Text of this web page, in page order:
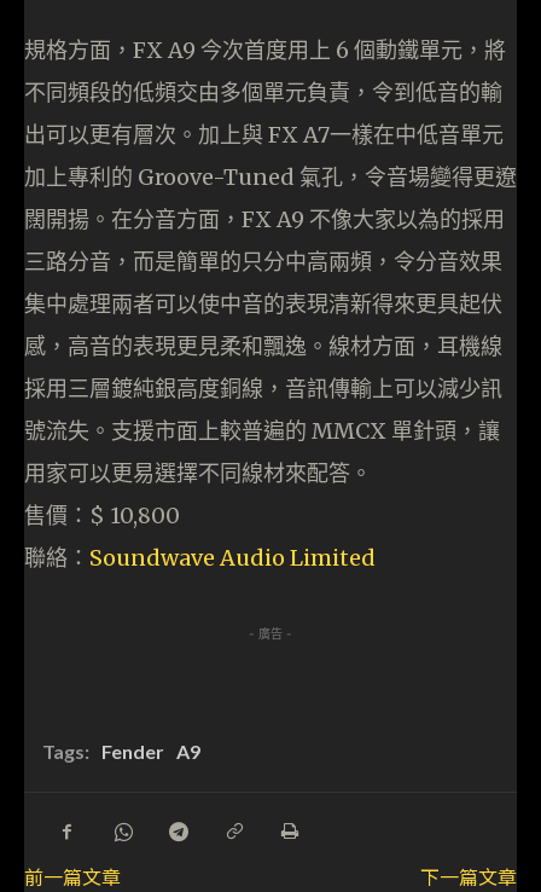
規格方面，FX A9 今次首度用上 6 個動鐵單元，將
不同頻段的低頻交由多個單元負責，令到低音的輸
出可以更有層次。加上與 FX A7一樣在中低音單元
加上專利的 Groove-Tuned 氣孔，令音場變得更遼
闊開揚。在分音方面，FX A9 不像大家以為的採用
三路分音，而是簡單的只分中高兩頻，令分音效果
集中處理兩者可以使中音的表現清新得來更具起伏
感，高音的表現更見柔和飄逸。線材方面，耳機線
採用三層鍍純銀高度銅線，音訊傳輸上可以減少訊
號流失。支援市面上較普遍的 MMCX 單針頭，讓
用家可以更易選擇不同線材來配答。
售價：$ 10,800
聯絡： Soundwave Audio Limited
- 廣告 -
Tags: Fender A9
前一篇文章
下一篇文章